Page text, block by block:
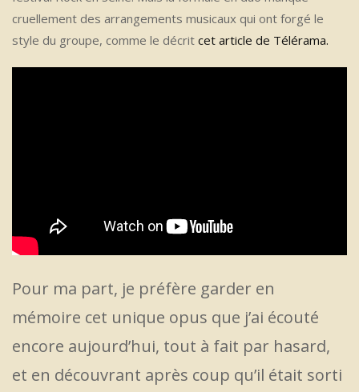
cruellement des arrangements musicaux qui ont forgé le
style du groupe, comme le décrit cet article de Télérama.
Pour ma part, je préfère garder en
mémoire cet unique opus que j’ai écouté
encore aujourd’hui, tout à fait par hasard,
et en découvrant après coup qu’il était sorti